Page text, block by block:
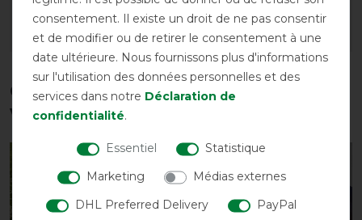
15,95 € *
LISTE DE SOUHAITS
15,95 € *
LISTE DE SOUHAITS
Ces produits pourraient également
vous intéresser
consentement. Il existe un droit de ne pas consentir
et de modifier ou de retirer le consentement à une
date ultérieure. Nous fournissons plus d'informations
sur l'utilisation des données personnelles et des
services dans notre Déclaration de
confidentialité.
Essentiel
Statistique
Marketing
Médias externes
DHL Preferred Delivery
PayPal